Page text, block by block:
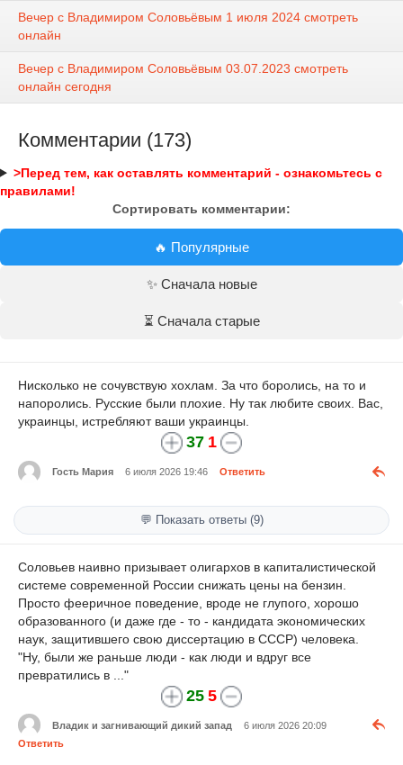
Вечер с Владимиром Соловьёвым 1 июля 2024 смотреть
онлайн
Вечер с Владимиром Соловьёвым 03.07.2023 смотреть
онлайн сегодня
Комментарии (173)
>Перед тем, как оставлять комментарий - ознакомьтесь с
правилами!
Сортировать комментарии:
🔥 Популярные
✨ Сначала новые
⏳ Сначала старые
Нисколько не сочувствую хохлам. За что боролись, на то и
напоролись. Русские были плохие. Ну так любите своих. Вас,
украинцы, истребляют ваши украинцы.
37 1
Гость Мария 6 июля 2026 19:46 Ответить
💬 Показать ответы (9)
Соловьев наивно призывает олигархов в капиталистической
системе современной России снижать цены на бензин.
Просто фееричное поведение, вроде не глупого, хорошо
образованного (и даже где - то - кандидата экономических
наук, защитившего свою диссертацию в СССР) человека.
"Ну, были же раньше люди - как люди и вдруг все
превратились в ..."
25 5
Владик и загнивающий дикий запад
6 июля 2026 20:09
Ответить